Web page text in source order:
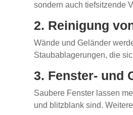
sondern auch tiefsitzende
2. Reinigung
Wände und Geländer
Staubablagerungen, die
3. Fenster- und
Saubere Fenster lassen
und blitzblank sind.